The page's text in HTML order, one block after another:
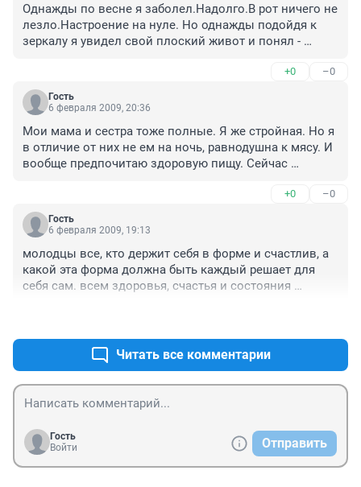
Однажды по весне я заболел.Надолго.В рот ничего не
лезло.Настроение на нуле. Но однажды подойдя к
зеркалу я увидел свой плоский живот и понял -
вес.Сразу все мышцы выделились, стройность
:).Смешно ...
+0 –0
Гость
6 февраля 2009, 20:36
Мои мама и сестра тоже полные. Я же стройная. Но я
в отличие от них не ем на ночь, равнодушна к мясу. И
вообще предпочитаю здоровую пищу. Сейчас
+0 –0
Гость
6 февраля 2009, 19:13
молодцы все, кто держит себя в форме и счастлив, а
какой эта форма должна быть каждый решает для
себя сам. всем здоровья, счастья и состояния
Читать все комментарии
Гость
Войти
Отправить